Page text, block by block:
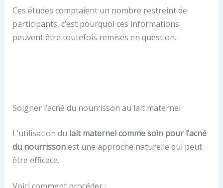
Ces études comptaient un nombre restreint de
participants, c’est pourquoi ces informations
peuvent être toutefois remises en question.
Soigner l’acné du nourrisson au lait maternel
L’utilisation du lait maternel comme soin pour l’acné
du nourrissonest une approche naturelle qui peut
être efficace.